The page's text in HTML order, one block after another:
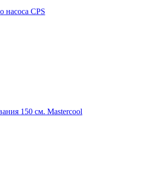
насоса CPS
150 см. Mastercool